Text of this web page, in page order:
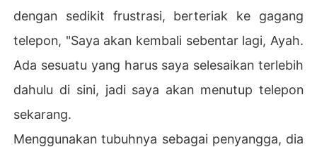
dengan sedikit frustrasi, berteriak ke gagang
telepon, "Saya akan kembali sebentar lagi, Ayah.
Ada sesuatu yang harus saya selesaikan terlebih
dahulu di sini, jadi saya akan menutup telepon
sekarang.
Menggunakan tubuhnya sebagai penyangga, dia